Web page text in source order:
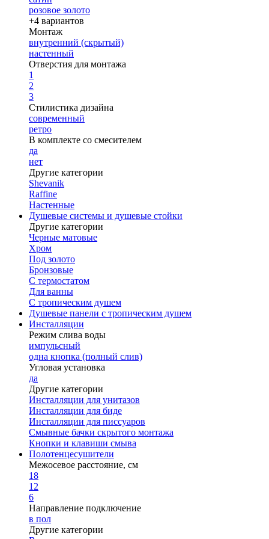
розовое золото
+4 вариантов
Монтаж
внутренний (скрытый)
настенный
Отверстия для монтажа
1
2
3
Стилистика дизайна
современный
ретро
В комплекте со смесителем
да
нет
Другие категории
Shevanik
Raffine
Настенные
Душевые системы и душевые стойки
Другие категории
Черные матовые
Хром
Под золото
Бронзовые
С термостатом
Для ванны
С тропическим душем
Душевые панели с тропическим душем
Инсталляции
Режим слива воды
импульсный
одна кнопка (полный слив)
Угловая установка
да
Другие категории
Инсталляции для унитазов
Инсталляции для биде
Инсталляции для писсуаров
Смывные бачки скрытого монтажа
Кнопки и клавиши смыва
Полотенцесушители
Межосевое расстояние, см
18
12
6
Направление подключение
в пол
Другие категории